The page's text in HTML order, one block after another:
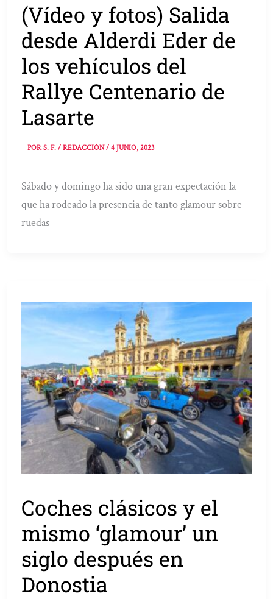
(Vídeo y fotos) Salida
desde Alderdi Eder de
los vehículos del
Rallye Centenario de
Lasarte
PORS. F. / REDACCIÓN/4 JUNIO, 2023
Sábado y domingo ha sido una gran expectación la
que ha rodeado la presencia de tanto glamour sobre
ruedas
Coches clásicos y el
mismo ‘glamour’ un
siglo después en
Donostia